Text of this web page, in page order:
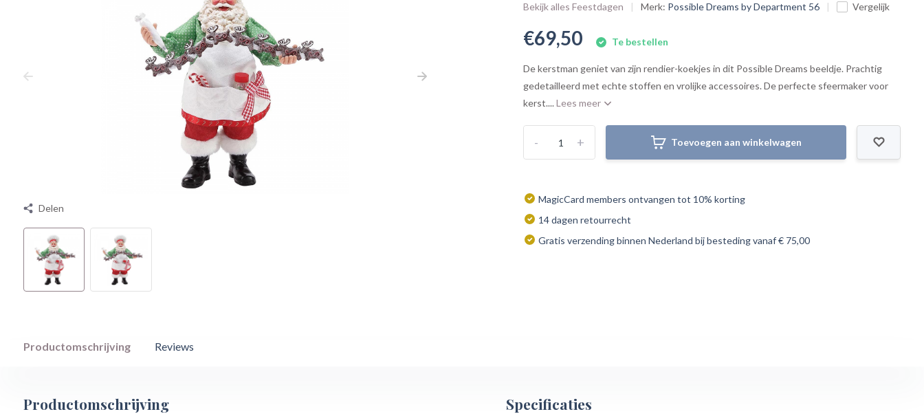
Delen
Bekijk alles Feestdagen Merk: Possible Dreams by Department 56 Vergelijk
€69,50 Te bestellen
De kerstman geniet van zijn rendier-koekjes in dit Possible Dreams beeldje. Prachtig
gedetailleerd met echte stoffen en vrolijke accessoires. De perfecte sfeermaker voor
kerst....Lees meer
+
- Toevoegen aan winkelwagen
MagicCard members ontvangen tot 10% korting
14 dagen retourrecht
Gratis verzending binnen Nederland bij besteding vanaf € 75,00
Productomschrijving Reviews
Productomschrijving Specificaties